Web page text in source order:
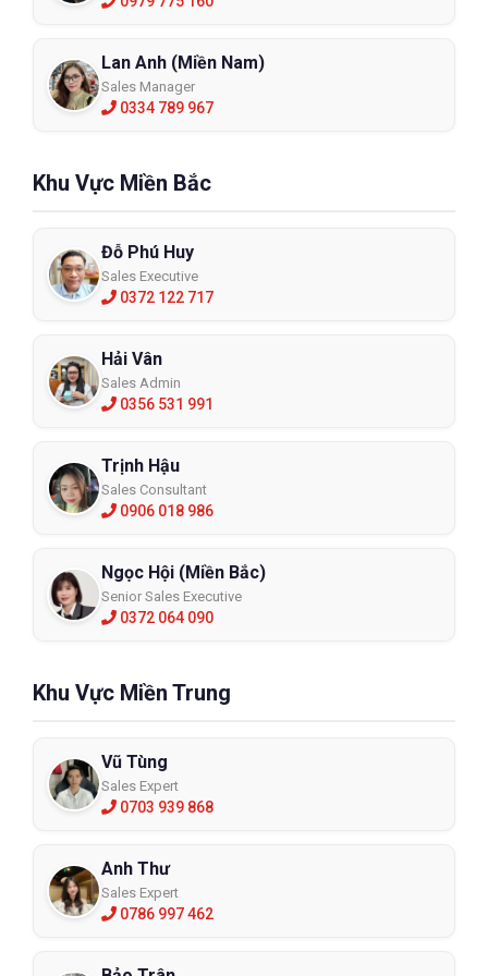
toàn lao động và năng suất cho doanh nghiệp Việt.
11840
Lan Anh (Miền Nam)
Sales Manager
0334 789 967
Khu Vực Miền Bắc
Đỗ Phú Huy
Sales Executive
0372 122 717
Hải Vân
Sales Admin
0356 531 991
Trịnh Hậu
Sales Consultant
0906 018 986
Ngọc Hội (Miền Bắc)
Senior Sales Executive
0372 064 090
Khu Vực Miền Trung
Vũ Tùng
Sales Expert
0703 939 868
Anh Thư
Sales Expert
0786 997 462